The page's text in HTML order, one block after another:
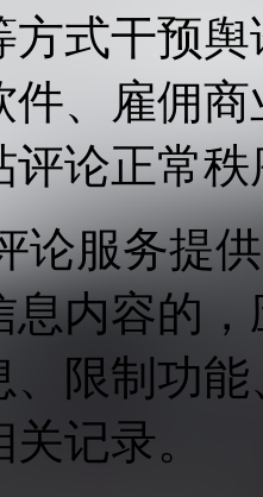
方式干预
件、雇佣
评论正常
论服务提
息内容的
、限制功
记录。